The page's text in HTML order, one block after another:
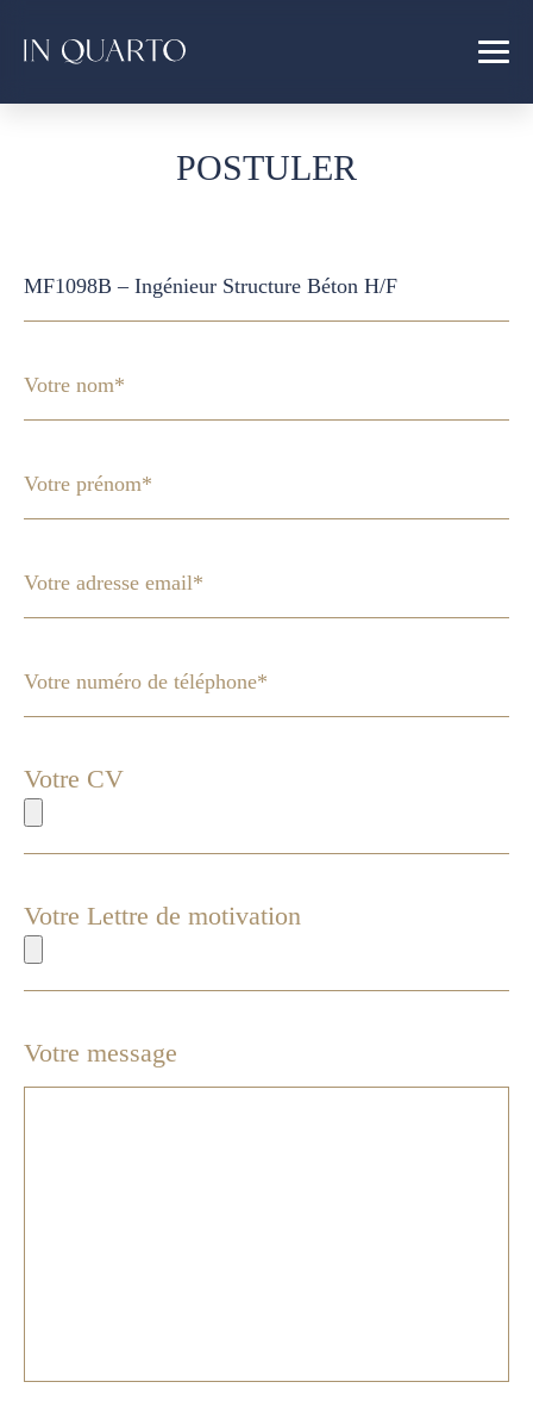
POSTULER
Votre CV
Votre Lettre de motivation
Votre message